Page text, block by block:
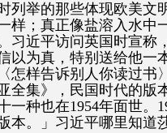
列举的那些体现欧美文
样；真正像盐溶入水中
习近平访问英国时宣称
以为真，特别送给他一
怎样告诉别人你读过书
全集》，民国时代的版
一种也在1954年面世。
本。」习近平哪里知道